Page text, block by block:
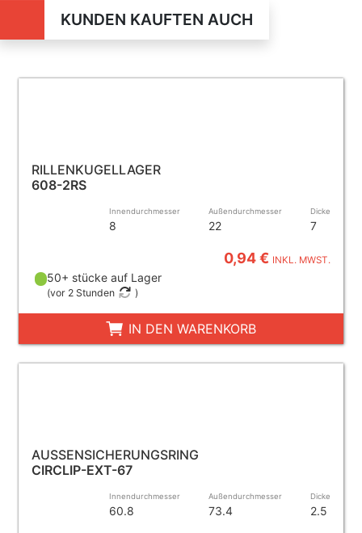
KUNDEN KAUFTEN AUCH
RILLENKUGELLAGER
608-2RS
Innendurchmesser
8
Außendurchmesser
22
Dicke
7
0,94 € INKL. MWST.
50+ stücke auf Lager
(vor 2 Stunden )
IN DEN WARENKORB
AUSSENSICHERUNGSRING
CIRCLIP-EXT-67
Innendurchmesser
60.8
Außendurchmesser
73.4
Dicke
2.5